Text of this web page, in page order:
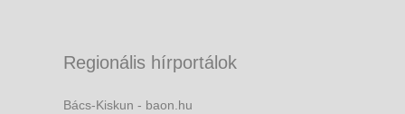
Regionális hírportálok
Bács-Kiskun - baon.hu